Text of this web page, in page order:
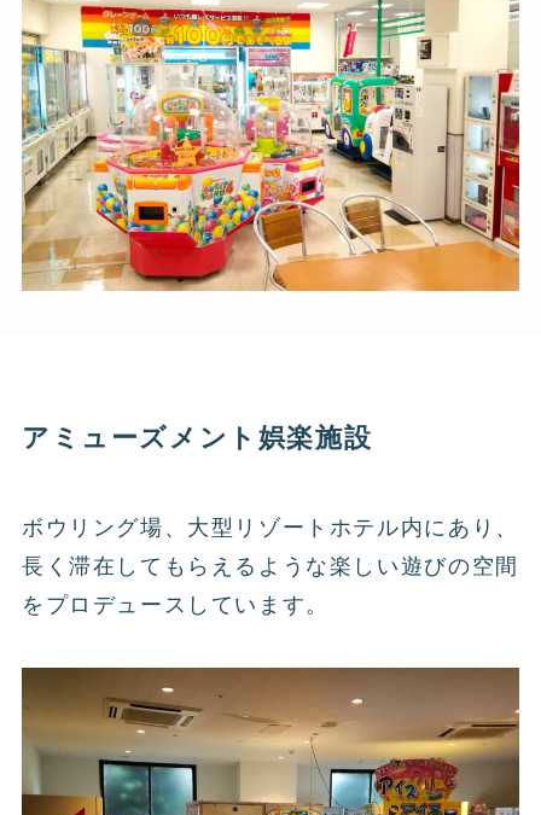
アミューズメント娯楽施設
ボウリング場、大型リゾートホテル内にあり、
長く滞在してもらえるような楽しい遊びの空間
をプロデュースしています。